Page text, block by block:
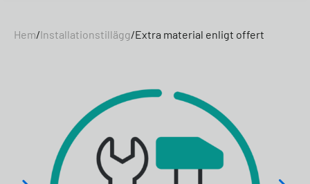
Hem/Installationstillägg/Extra material enligt offert